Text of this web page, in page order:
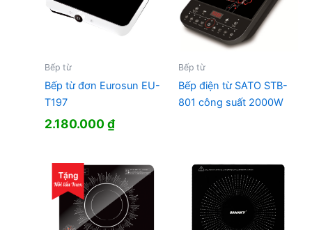
Bếp từ
Bếp từ đơn Eurosun EU-
T197
2.180.000₫
Bếp từ
Bếp điện từ SATO STB-
801 công suất 2000W